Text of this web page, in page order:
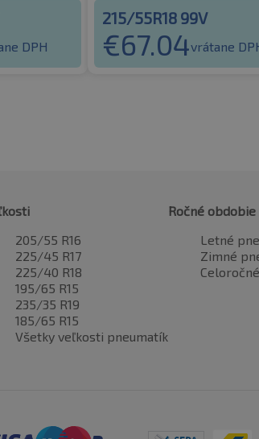
DPH
215/55R18 99V
€67.04vrátane
205/55 R16
225/45 R17
225/40 R18
195/65 R15
235/35 R19
185/65 R15
Všetky veľkosti pneumatík
Ročné obdobie
Letné
Zimné